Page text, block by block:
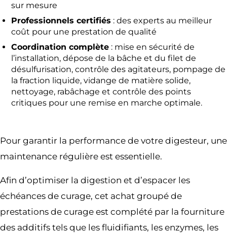
sur mesure
Professionnels certifiés : des experts au meilleur
coût pour une prestation de qualité
Coordination complète : mise en sécurité de
l’installation, dépose de la bâche et du filet de
désulfurisation, contrôle des agitateurs, pompage de
la fraction liquide, vidange de matière solide,
nettoyage, rabâchage et contrôle des points
critiques pour une remise en marche optimale.
Pour garantir la performance de votre digesteur, une
maintenance régulière est essentielle.
Afin d’optimiser la digestion et d’espacer les
échéances de curage, cet achat groupé de
prestations de curage est complété par la fourniture
des additifs tels que les fluidifiants, les enzymes, les